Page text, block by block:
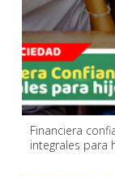
Financiera
integrales para